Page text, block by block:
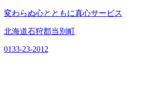
変わらぬ心とともに真心サービス
北海道石狩郡当別町
0133-23-2012